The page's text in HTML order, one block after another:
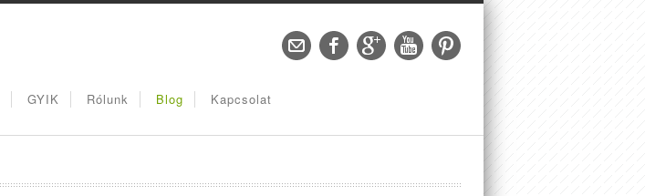
GYIK Rólunk Blog Kapcsolat